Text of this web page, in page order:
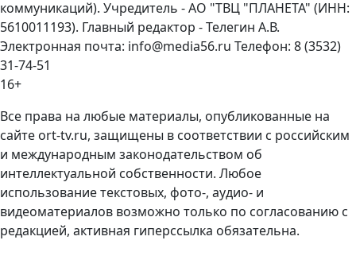
коммуникаций). Учредитель - АО "ТВЦ "ПЛАНЕТА" (ИНН:
5610011193). Главный редактор - Телегин А.В.
Электронная почта: info@media56.ru Телефон: 8 (3532)
31-74-51
16+
Все права на любые материалы, опубликованные на
сайте ort-tv.ru, защищены в соответствии с российским
и международным законодательством об
интеллектуальной собственности. Любое
использование текстовых, фото-, аудио- и
видеоматериалов возможно только по согласованию с
редакцией, активная гиперссылка обязательна.